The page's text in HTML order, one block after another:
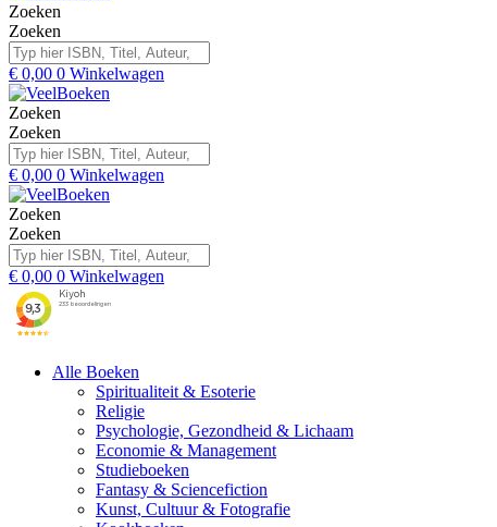
Zoeken
Zoeken
€ 0,00 0 Winkelwagen
Zoeken
Zoeken
€ 0,00 0 Winkelwagen
Zoeken
Zoeken
€ 0,00 0 Winkelwagen
Alle Boeken
Spiritualiteit & Esoterie
Religie
Psychologie, Gezondheid & Lichaam
Economie & Management
Studieboeken
Fantasy & Sciencefiction
Kunst, Cultuur & Fotografie